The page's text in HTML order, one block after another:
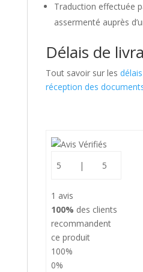
Traduction effectuée
assermenté auprès
Délais de
Tout savoir sur les
réception des
5 | 5
1 avis
100% des clients
recommandent
ce produit
100%
0%